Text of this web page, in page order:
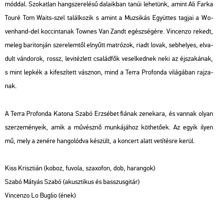
mód­dal. Szo­kat­lan hang­sze­re­lé­sű da­la­ik­ban tanúi le­he­tünk, amint Ali Farka
Touré Tom Waits-szel ta­lál­ko­zik s amint a Mu­zsi­kás Együt­tes tag­jai a Wo­
ven­hand-del koc­cin­ta­nak Tow­nes Van Zandt egész­sé­gé­re. Vin­cen­zo re­kedt,
meleg ba­ri­ton­ján sze­re­lem­től el­nyűtt mat­ró­zok, riadt lovak, seb­he­lyes, el­va­
dult ván­do­rok, rossz, le­vi­téz­lett csa­lád­fők ve­sel­ked­nek neki az éj­sza­ká­nak,
s mint lep­kék a ki­fe­szí­tett vász­non, mind a Terra Pro­fon­da vi­lá­gá­ban raj­za­
nak.
A Terra Pro­fon­da Ka­to­na Szabó Er­zsé­bet fi­á­nak ze­ne­ka­ra, és van­nak olyan
szer­ze­mé­nye­ik, amik a mű­vész­nő mun­ká­já­hoz köt­he­tő­ek. Az egyik ilyen
mű, mely a ze­né­re han­go­lód­va ké­szült, a kon­cert alatt ve­tí­tés­re kerül.
Kiss Krisz­ti­án (koboz, fu­vo­la, sza­xo­fon, dob, ha­ran­gok)
Szabó Má­tyás Szabó (akusz­ti­kus és basszus­gi­tár)
Vin­cen­zo Lo Bug­lio (ének)